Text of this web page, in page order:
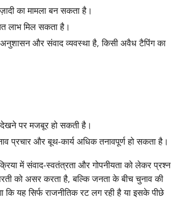
का मामला बन सकता है।
लाभ मिल सकता है।
और संवाद व्यवस्था है, किसी अवैध टैपिंग का
देखने पर मजबूर हो सकती है।
प्रचार और बूथ-कार्य अधिक तनावपूर्ण हो सकता है।
में संवाद-स्वतंत्रता और गोपनीयता को लेकर प्रश्न
को असर करता है, बल्कि जनता के बीच चुनाव की
कि यह सिर्फ राजनीतिक रट लग रही है या इसके पीछे